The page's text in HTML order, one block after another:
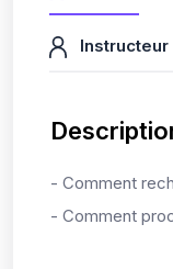
Instructeur
- Comment
- Comment